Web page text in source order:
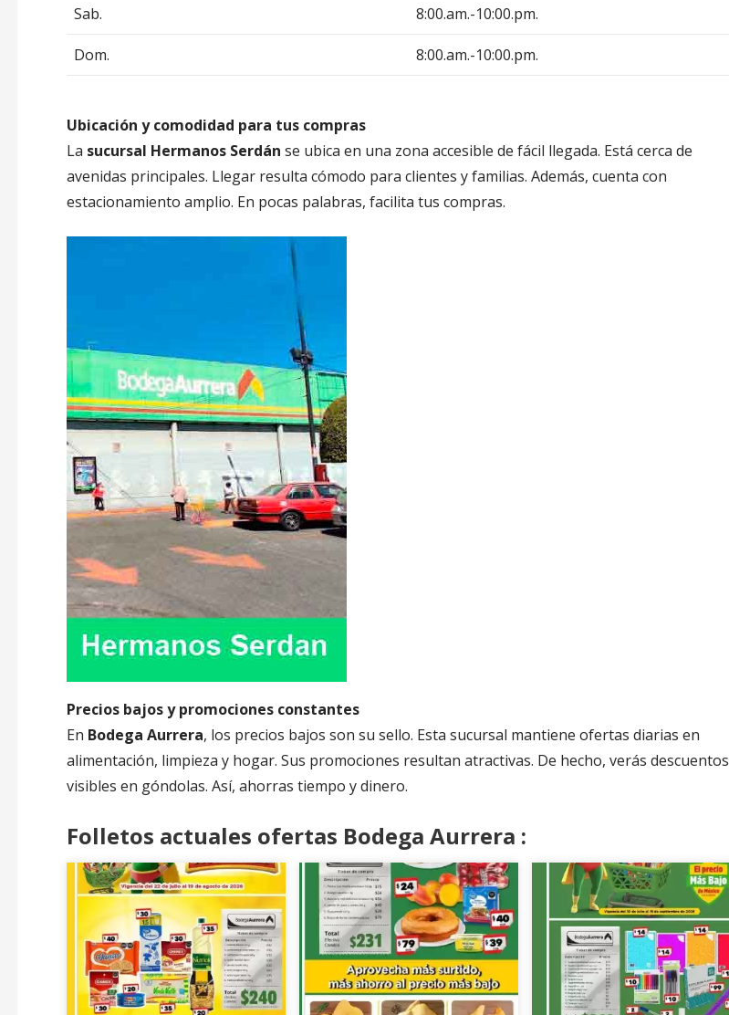
Sab. 8:00.am.-10:00.pm.
Dom. 8:00.am.-10:00.pm.
Ubicación y comodidad para tus compras
La sucursal Hermanos Serdán se ubica en una zona accesible de fácil llegada. Está cerca de
avenidas principales. Llegar resulta cómodo para clientes y familias. Además, cuenta con
estacionamiento amplio. En pocas palabras, facilita tus compras.
Precios bajos y promociones constantes
En Bodega Aurrera, los precios bajos son su sello. Esta sucursal mantiene ofertas diarias en
alimentación, limpieza y hogar. Sus promociones resultan atractivas. De hecho, verás descuentos
visibles en góndolas. Así, ahorras tiempo y dinero.
Folletos actuales ofertas Bodega Aurrera :